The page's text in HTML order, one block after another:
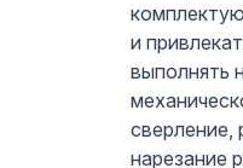
и
выполнять
сверление,
нарезание